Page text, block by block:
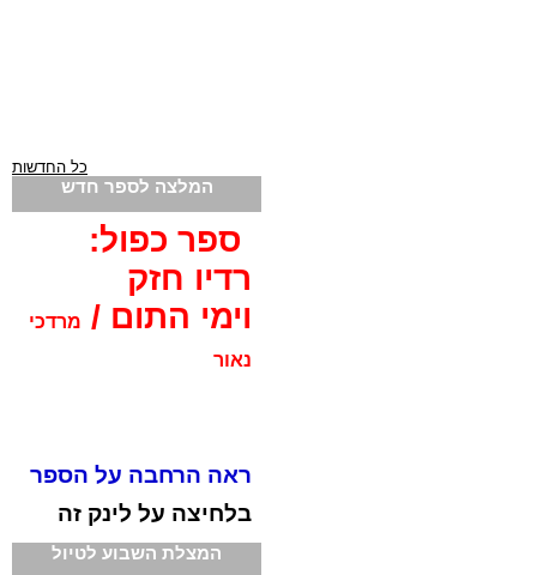
כל החדשות
המלצה לספר חדש
ספר כפול:
רדיו חזק
וימי התום / מרדכי
נאור
ראה הרחבה על הספר
בלחיצה על לינק זה
המצלת השבוע לטיול